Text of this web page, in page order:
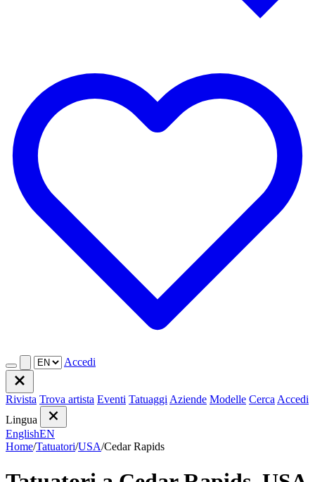
Accedi
Rivista Trova artista Eventi Tatuaggi Aziende Modelle Cerca Accedi
Lingua
EnglishEN
Home/Tatuatori/USA/Cedar Rapids